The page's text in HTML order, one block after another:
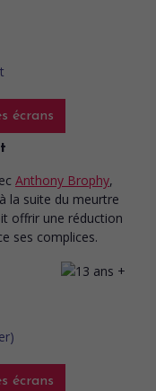
écrans
Anthony Brophy,
la suite du meurtre
offrir une réduction
ses complices.
écrans